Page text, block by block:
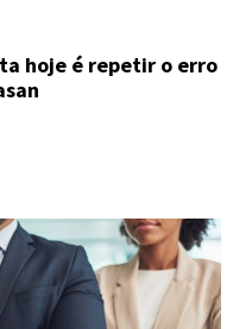
hoje é repetir o erro